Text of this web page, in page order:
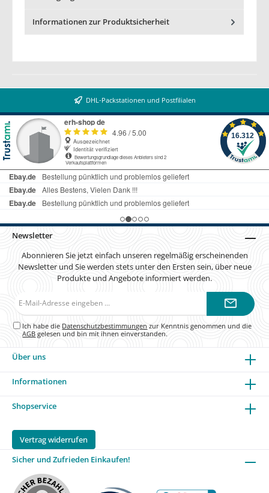
Informationen zur Produktsicherheit
DHL-Packstationen und Postfilialen
Newsletter
Abonnieren Sie jetzt einfach unseren regelmäßig erscheinenden
Newsletter und Sie werden stets unter den Ersten sein, über neue
Produkte und Angebote informiert werden.
Ich habe die Datenschutzbestimmungen zur Kenntnis genommen und die
AGB gelesen und bin mit ihnen einverstanden.
Über uns
Informationen
Shopservice
Vertrag widerrufen
Sicher und Zufrieden Einkaufen!